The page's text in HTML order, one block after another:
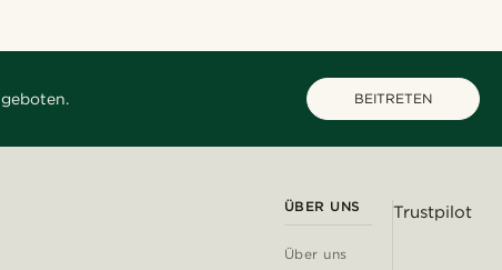
BEITRETEN
ÜBER UNS
Über uns
Trustpilot